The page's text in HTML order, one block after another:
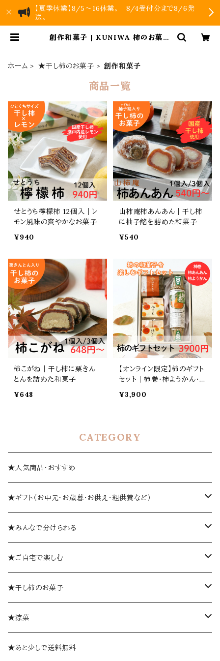
【夏季休業】8/5～16休業。 8/4受付分まで8/6発
送。
創作和菓子 | KUNIWA 柿のお菓子
ホーム ★干し柿のお菓子 創作和菓子
商品一覧
せとうち檸檬柿 12個入｜レ
モン風味の爽やかなお菓子
¥940
山柿庵柿あんあん｜干し柿
に柚子餡を詰めた和菓子
¥540
柿こがね｜干し柿に栗きん
とんを詰めた和菓子
¥648
【オンライン限定】柿のギフト
セット｜柿巻・柿ようかん・
¥3,900
CATEGORY
★人気商品・おすすめ
★ギフト（お中元・お歳暮・お供え・粗供養など）
箱入り
詰め合わせギフト
ゼリーギフト
ミルフィーユギフト
★みんなで分けられる
個包装
個袋
★ご自宅で楽しむ
おひとつから
袋入り
ミルフィーユ（単品）
★干し柿のお菓子
柿巻
やま柿
★涼菓
ゼリー
★あと少しで送料無料